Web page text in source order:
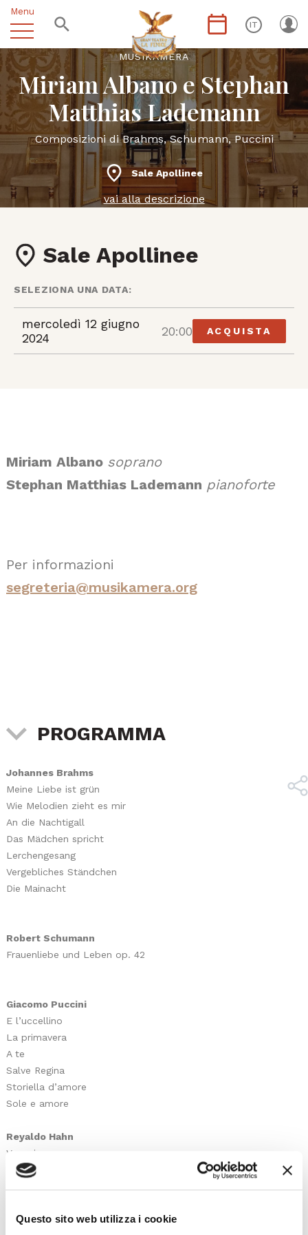
Questo sito web utilizza i cookie
Menu
IT
MUSIKÀMERA
Miriam Albano e Stephan
Matthias Lademann
Composizioni di Brahms, Schumann, Puccini
Sale Apollinee
vai alla descrizione
Sale Apollinee
SELEZIONA UNA DATA:
mercoledì 12 giugno
2024
20:00 ACQUISTA
Miriam Albano soprano
Stephan Matthias Lademann pianoforte
Per informazioni
segreteria@musikamera.org
PROGRAMMA
Johannes Brahms
Meine Liebe ist grün
Wie Melodien zieht es mir
An die Nachtigall
Das Mädchen spricht
Lerchengesang
Vergebliches Ständchen
Die Mainacht
Robert Schumann
Frauenliebe und Leben op. 42
Giacomo Puccini
E l’uccellino
La primavera
A te
Salve Regina
Storiella d’amore
Sole e amore
Reyaldo Hahn
Venezia